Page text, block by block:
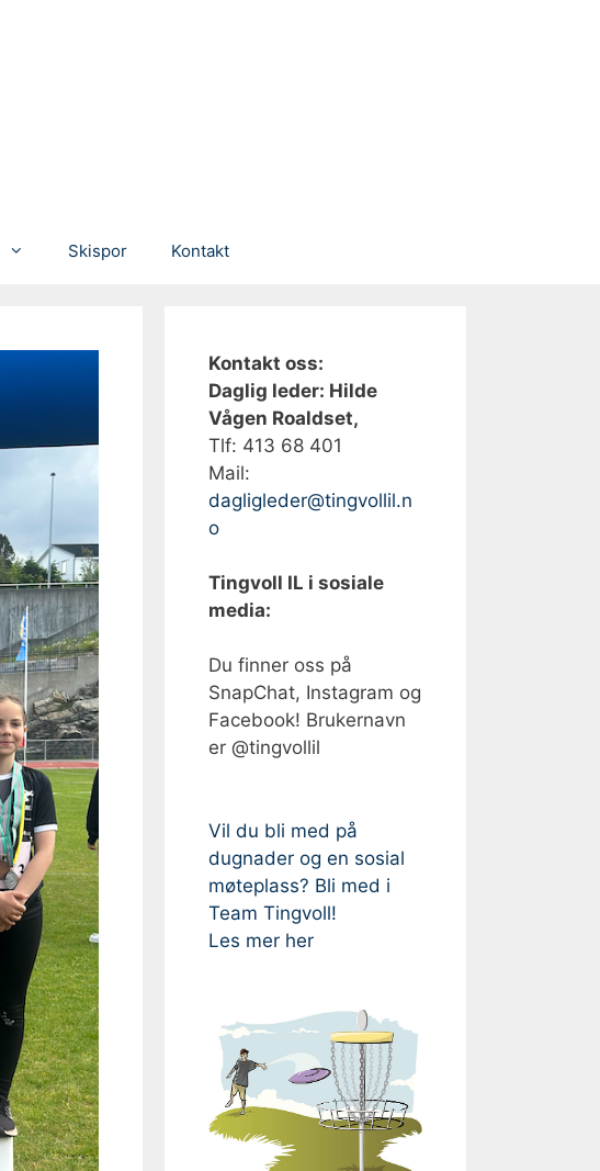
Skispor Kontakt
Kontakt oss:
Daglig leder: Hilde
Vågen Roaldset,
Tlf: 413 68 401‬
Mail:
dagligleder@tingvollil.n
o
Tingvoll IL i sosiale
media:
Du finner oss på
SnapChat, Instagram og
Facebook! Brukernavn
er @tingvollil
Vil du bli med på
dugnader og en sosial
møteplass? Bli med i
Team Tingvoll!
Les mer her